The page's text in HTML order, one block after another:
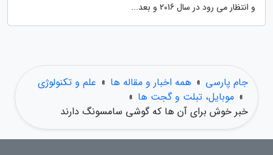
و انتظار می رود در سال 2016 و بعد...
جام پارسی » همه اخبار و مقاله ها » علم و تکنولوژی
» موبایل، تبلت و گجت ها »
خبر خوش برای آن ها که گوشی سامسونگ دارند